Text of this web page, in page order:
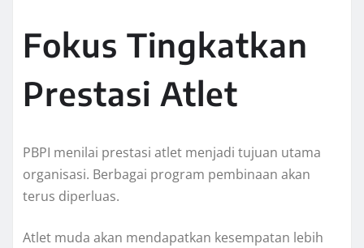
Fokus Tingkatkan
Prestasi Atlet
PBPI menilai prestasi atlet menjadi tujuan utama
organisasi. Berbagai program pembinaan akan
terus diperluas.
Atlet muda akan mendapatkan kesempatan lebih